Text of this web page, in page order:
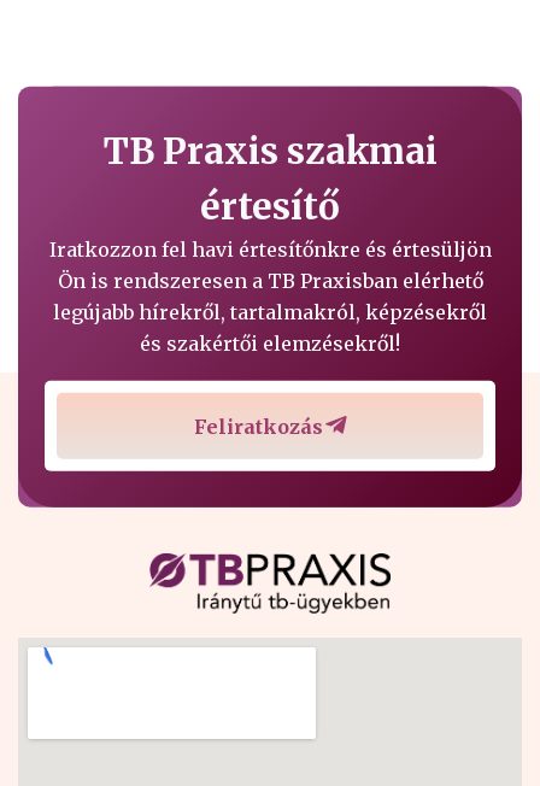
TB Praxis szakmai
értesítő
Iratkozzon fel havi értesítőnkre és értesüljön
Ön is rendszeresen a TB Praxisban elérhető
legújabb hírekről, tartalmakról, képzésekről
és szakértői elemzésekről!
Feliratkozás